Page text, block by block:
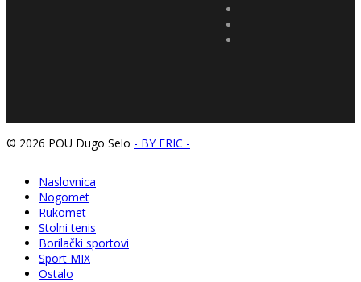
© 2026 POU Dugo Selo - BY FRIC -
Naslovnica
Nogomet
Rukomet
Stolni tenis
Borilački sportovi
Sport MIX
Ostalo